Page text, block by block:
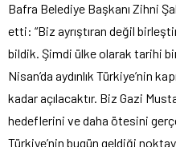
Bafra Belediye Başkanı Zihni
etti: “Biz ayrıştıran değil
bildik. Şimdi ülke olarak tarihi
Nisan’da aydınlık Türkiye’nin
kadar açılacaktır. Biz Gazi
hedeflerini ve daha ötesini
Türkiye’nin bugün geldiği